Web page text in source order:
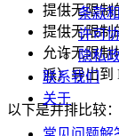
条款
许可
隐私
联系我们
关于
提供无限制
提供无限制
允许无限制
派）导出到
以下是并排比较：